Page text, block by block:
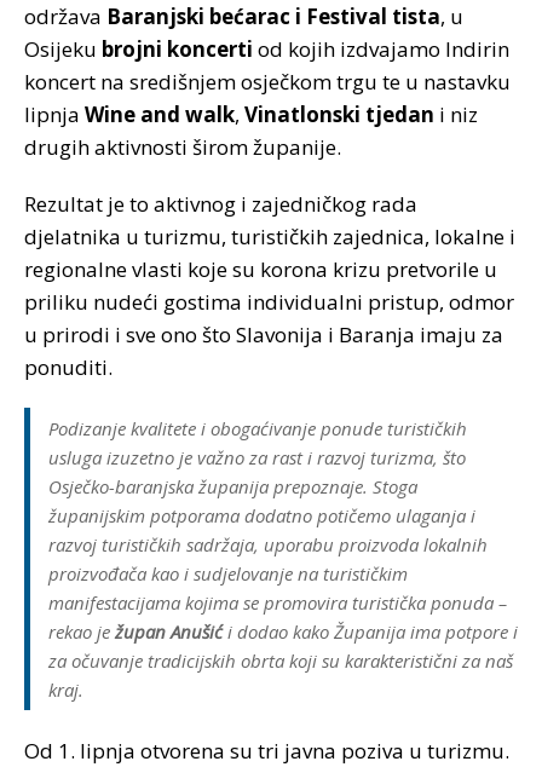
održava Baranjski bećarac i Festival tista, u
Osijeku brojni koncerti od kojih izdvajamo Indirin
koncert na središnjem osječkom trgu te u nastavku
lipnja Wine and walk, Vinatlonski tjedan i niz
drugih aktivnosti širom županije.
Rezultat je to aktivnog i zajedničkog rada
djelatnika u turizmu, turističkih zajednica, lokalne i
regionalne vlasti koje su korona krizu pretvorile u
priliku nudeći gostima individualni pristup, odmor
u prirodi i sve ono što Slavonija i Baranja imaju za
ponuditi.
Podizanje kvalitete i obogaćivanje ponude turističkih
usluga izuzetno je važno za rast i razvoj turizma, što
Osječko-baranjska županija prepoznaje. Stoga
županijskim potporama dodatno potičemo ulaganja i
razvoj turističkih sadržaja, uporabu proizvoda lokalnih
proizvođača kao i sudjelovanje na turističkim
manifestacijama kojima se promovira turistička ponuda –
rekao ježupan Anušići dodao kako Županija ima potpore i
za očuvanje tradicijskih obrta koji su karakteristični za naš
kraj.
Od 1. lipnja otvorena su tri javna poziva u turizmu.